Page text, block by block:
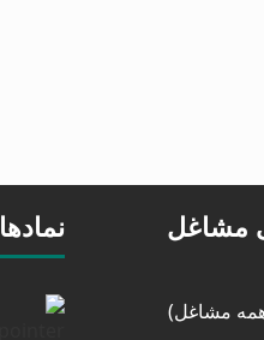
نمادها مشاغل
مشاغل)